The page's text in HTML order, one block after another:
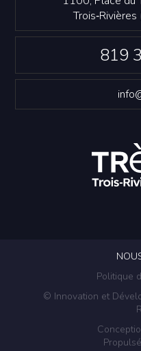
819
Politique
© Innovation et